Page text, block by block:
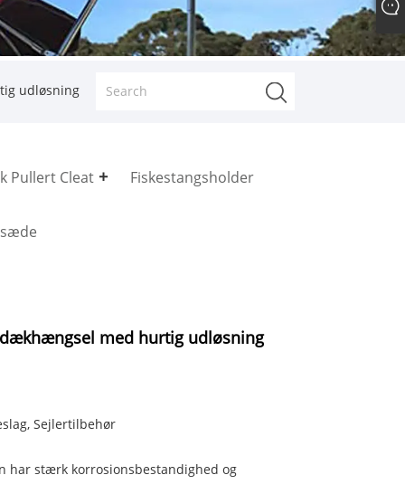
udløsning
Pullert Cleat Fiskestangsholder
med hurtig udløsning
Sejlertilbehør
har stærk korrosionsbestandighed og